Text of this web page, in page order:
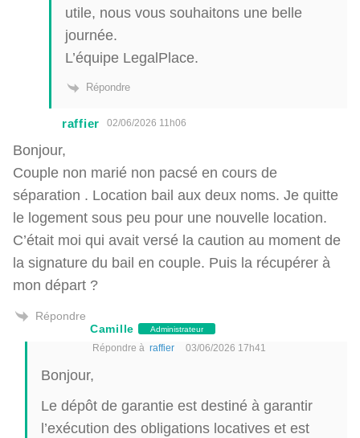
utile, nous vous souhaitons une belle
journée.
L’équipe LegalPlace.
Répondre
raffier 02/06/2026 11h06
Bonjour,
Couple non marié non pacsé en cours de
séparation . Location bail aux deux noms. Je quitte
le logement sous peu pour une nouvelle location.
C’était moi qui avait versé la caution au moment de
la signature du bail en couple. Puis la récupérer à
mon départ ?
Répondre
Camille
Administrateur
Répondre à raffier 03/06/2026 17h41
Bonjour,
Le dépôt de garantie est destiné à garantir
l’exécution des obligations locatives et est